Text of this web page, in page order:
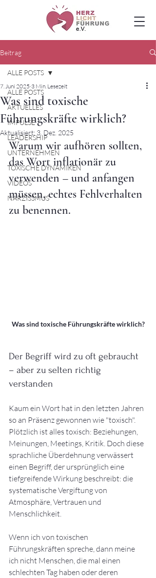
Beitrag
ALLE POSTS
AKTUELLES
IMPULSE
LEADERSHIP
UNTERNEHMEN
TOXISCHE DYNAMIKEN
VIDEOS
NARZISSMUS
ALLE POSTS
Was sind toxische
Führungskräfte wirklich?
7. Juni 2025 3 Min. Lesezeit
Aktualisiert: 3. Dez. 2025
Warum wir aufhören sollten,
das Wort inflationär zu
verwenden – und anfangen
müssen, echtes Fehlverhalten
zu benennen.
Was sind toxische Führungskräfte wirklich?
Der Begriff wird zu oft gebraucht
– aber zu selten richtig
verstanden
Kaum ein Wort hat in den letzten Jahren
so an Präsenz gewonnen wie "toxisch".
Plötzlich ist alles toxisch: Beziehungen,
Meinungen, Meetings, Kritik. Doch diese
sprachliche Überdehnung verwässert
einen Begriff, der ursprünglich eine
tiefgreifende Wirkung beschreibt: die
systematische Vergiftung von
Atmosphäre, Vertrauen und
Menschlichkeit.
Wenn ich von toxischen
Führungskräften spreche, dann meine
ich nicht Menschen, die mal einen
schlechten Tag haben oder deren